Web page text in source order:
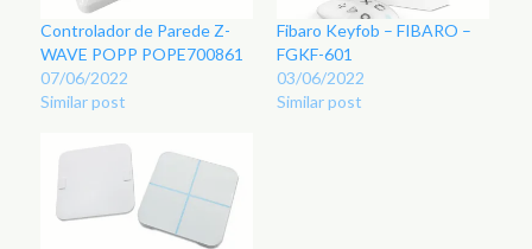
Controlador de Parede Z-
WAVE POPP POPE700861
07/06/2022
Similar post
Fibaro Keyfob – FIBARO –
FGKF-601
03/06/2022
Similar post